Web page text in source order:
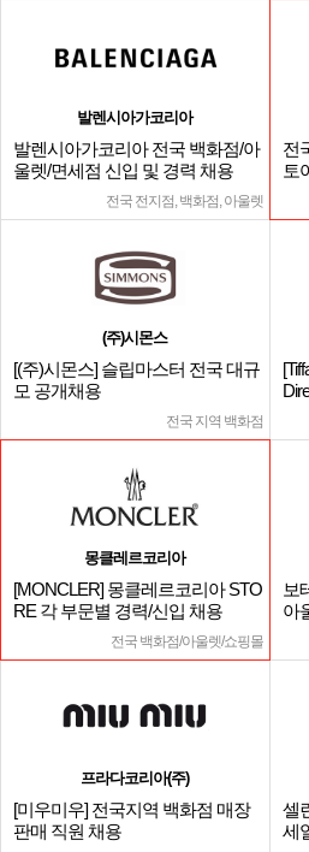
발렌시아가코리아
발렌시아가코리아 전국 백화점/아
울렛/면세점 신입 및 경력 채용
전국 전지점, 백화점, 아울렛
전
토
(주)시몬스
[(주)시몬스] 슬립마스터 전국 대규
모 공개채용
전국 지역 백화점
몽클레르코리아
[MONCLER] 몽클레르코리아 STO
RE 각 부문별 경력/신입 채용
전국 백화점/아울렛/쇼핑몰
보
아
프라다코리아(주)
[미우미우] 전국지역 백화점 매장
판매 직원 채용
셀
세